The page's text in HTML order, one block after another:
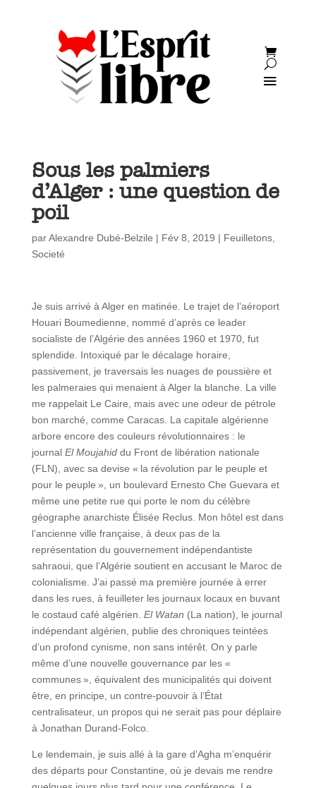
Sous les palmiers
d’Alger : une question de
poil
parAlexandre Dubé-Belzile | Fév 8, 2019 | Feuilletons,
Societé
Je suis arrivé à Alger en matinée. Le trajet de l’aéroport
Houari Boumedienne, nommé d’après ce leader
socialiste de l’Algérie des années 1960 et 1970, fut
splendide. Intoxiqué par le décalage horaire,
passivement, je traversais les nuages de poussière et
les palmeraies qui menaient à Alger la blanche. La ville
me rappelait Le Caire, mais avec une odeur de pétrole
bon marché, comme Caracas. La capitale algérienne
arbore encore des couleurs révolutionnaires : le
journal El Moujahiddu Front de libération nationale
(FLN), avec sa devise « la révolution par le peuple et
pour le peuple », un boulevard Ernesto Che Guevara et
même une petite rue qui porte le nom du célèbre
géographe anarchiste Élisée Reclus. Mon hôtel est dans
l’ancienne ville française, à deux pas de la
représentation du gouvernement indépendantiste
sahraoui, que l’Algérie soutient en accusant le Maroc de
colonialisme. J’ai passé ma première journée à errer
dans les rues, à feuilleter les journaux locaux en buvant
le costaud café algérien. El Watan (La nation), le journal
indépendant algérien, publie des chroniques teintées
d’un profond cynisme, non sans intérêt. On y parle
même d’une nouvelle gouvernance par les «
communes », équivalent des municipalités qui doivent
être, en principe, un contre-pouvoir à l’État
centralisateur, un propos qui ne serait pas pour déplaire
à Jonathan Durand-Folco.
Le lendemain, je suis allé à la gare d’Agha m’enquérir
des départs pour Constantine, où je devais me rendre